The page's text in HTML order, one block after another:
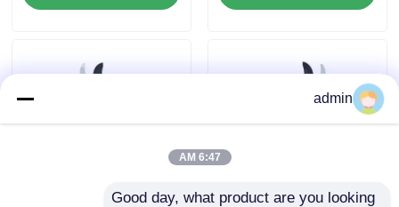
بالمنشار البنزين
منشار كهربائي
admin
6:47 AM
Good day, what product are you looking